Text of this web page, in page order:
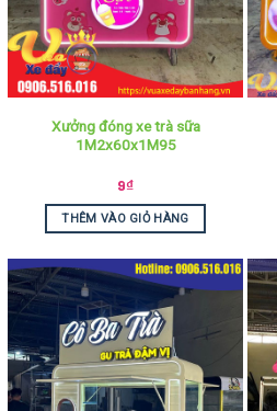
Xưởng đóng xe trà sữa
1M2x60x1M95
9₫
THÊM VÀO GIỎ HÀNG